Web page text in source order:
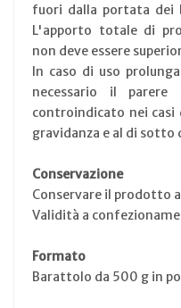
fuori dalla portata dei
L'apporto totale di
non deve essere
In caso di uso
necessario il
controindicato nei casi
gravidanza e al di sotto
Conservazione
Conservare il prodotto
Validità a
Formato
Barattolo da 500 g in